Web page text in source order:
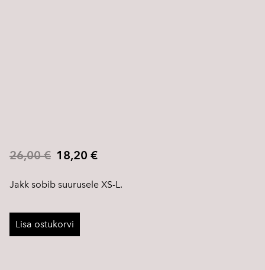
26,00 € 18,20 €
Jakk sobib suurusele XS-L.
Lisa ostukorvi